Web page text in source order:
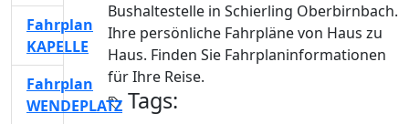
Bushaltestelle in Schierling Oberbirnbach.
Ihre persönliche Fahrpläne von Haus zu
Haus. Finden Sie Fahrplaninformationen
für Ihre Reise.
Tags:
Fahrplan
KAPELLE
Fahrplan
WENDEPLATZ